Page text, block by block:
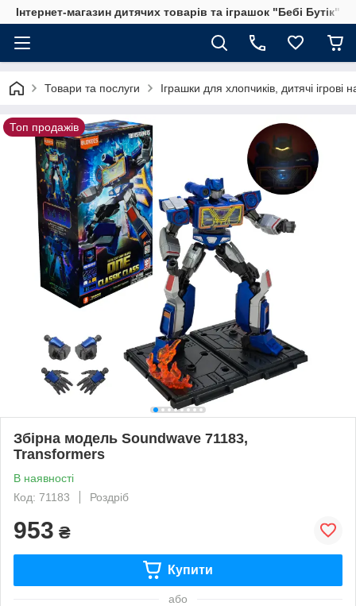
Інтернет-магазин дитячих товарів та іграшок "Бебі Бутік"
Товари та послуги Іграшки для хлопчиків, дитячі ігрові
Топ продажів
Збірна модель Soundwave 71183,
Transformers
В наявності
Код: 71183
Роздріб
953 ₴
Купити
або